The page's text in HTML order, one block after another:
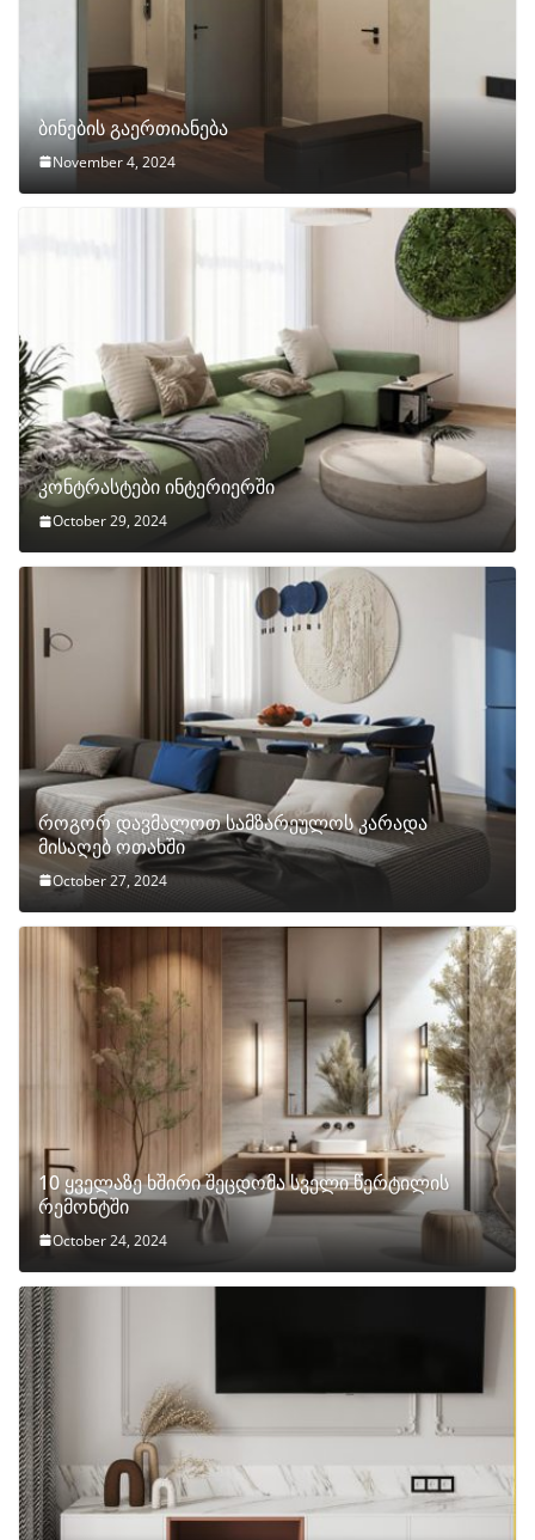
ბინების გაერთიანება
November 4, 2024
კონტრასტები ინტერიერში
October 29, 2024
როგორ დავმალოთ სამზარეულოს კარადა
მისაღებ ოთახში
October 27, 2024
10 ყველაზე ხშირი შეცდომა სველი წერტილის
რემონტში
October 24, 2024